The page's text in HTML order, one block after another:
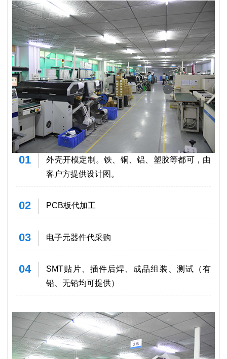
01
外壳开模定制。铁、铜、铝、塑胶等都可，由
客户方提供设计图。
02 PCB板代加工
03 电子元器件代采购
04
SMT贴片、插件后焊、成品组装、测试（有
铅、无铅均可提供）